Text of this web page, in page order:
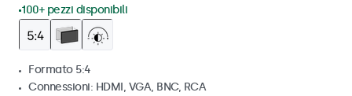
100+ pezzi disponibili
Formato 5:4
Connessioni: HDMI, VGA, BNC, RCA